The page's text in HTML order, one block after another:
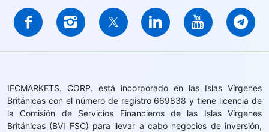
IFCMARKETS. CORP. está incorporado en las Islas Vírgenes
Británicas con el número de registro 669838 y tiene licencia de
la Comisión de Servicios Financieros de las Islas Vírgenes
Británicas (BVI FSC) para llevar a cabo negocios de inversión,